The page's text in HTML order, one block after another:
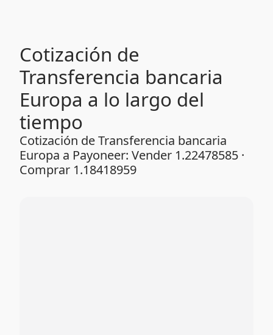
Cotización de
Transferencia bancaria
Europa a lo largo del
tiempo
Cotización de Transferencia bancaria
Europa a Payoneer: Vender 1.22478585 ·
Comprar 1.18418959